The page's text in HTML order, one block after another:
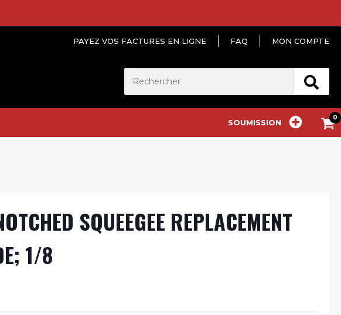
PAYEZ VOS FACTURES EN LIGNE FAQ MON COMPTE
SOUMISSION
SQUEEGEE REPLACEMENT
1/8